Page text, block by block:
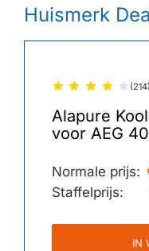
Huismerk
(214)
Alapure
voor AEG
Normale prijs:
Staffelprijs:
IN